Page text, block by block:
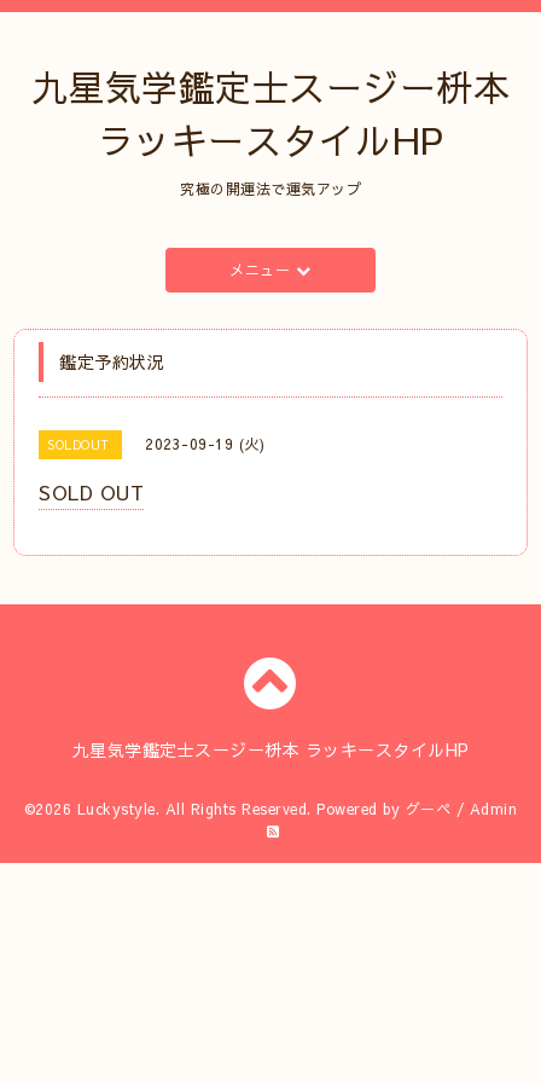
九星気学鑑定士スージー枡本
ラッキースタイルHP
究極の開運法で運気アップ
メニュー
鑑定予約状況
SOLDOUT 2023-09-19 (火)
SOLD OUT
九星気学鑑定士スージー枡本 ラッキースタイルHP
©2026 Luckystyle. All Rights Reserved. Powered by グーペ / Admin